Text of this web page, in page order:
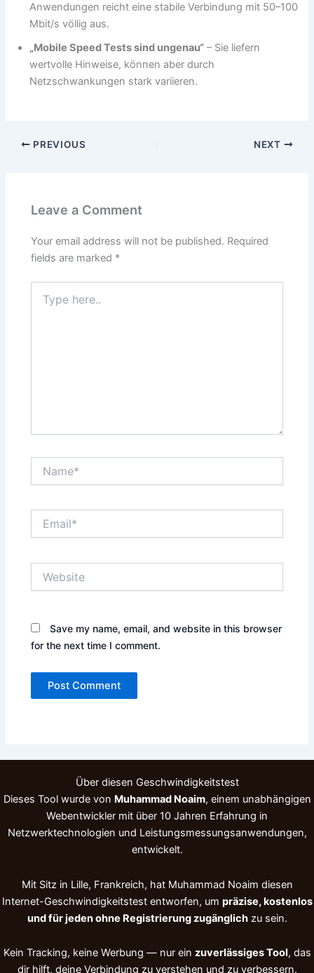
Anwendungen reicht eine stabile Verbindung mit 50–100
Mbit/s völlig aus.
„Mobile Speed Tests sind ungenau“ – Sie liefern
wertvolle Hinweise, können aber durch
Netzschwankungen stark variieren.
PREVIOUS NEXT
Leave a Comment
Your email address will not be published. Required
fields are marked *
here..
Save my name, email, and website in this browser
for the next time I comment.
Über diesen Geschwindigkeitstest
Dieses Tool wurde von Muhammad Noaim, einem unabhängigen
Webentwickler mit über 10 Jahren Erfahrung in
Netzwerktechnologien und Leistungs­messungs­anwendungen,
entwickelt.
Mit Sitz in Lille, Frankreich, hat Muhammad Noaim diesen
Internet-Geschwindigkeitstest entworfen, um präzise, kostenlos
und für jeden ohne Registrierung zugänglichzu sein.
Kein Tracking, keine Werbung — nur ein zuverlässiges Tool, das
dir hilft, deine Verbindung zu verstehen und zu verbessern.